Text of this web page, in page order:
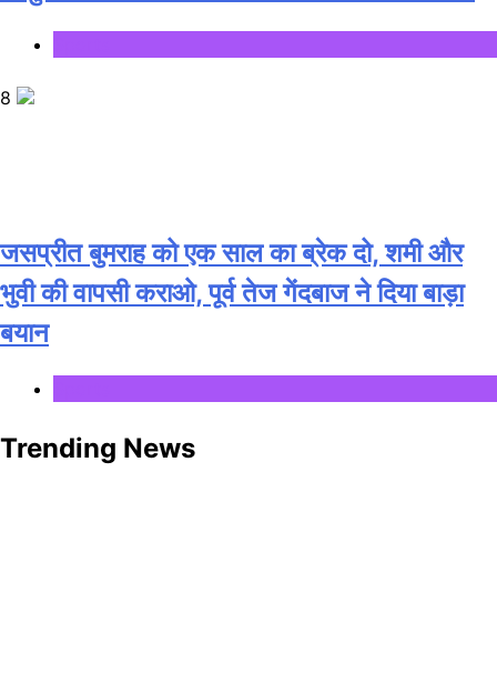
8
जसप्रीत बुमराह को एक साल का ब्रेक दो, शमी और
भुवी की वापसी कराओ, पूर्व तेज गेंदबाज ने दिया बाड़ा
बयान
Trending News